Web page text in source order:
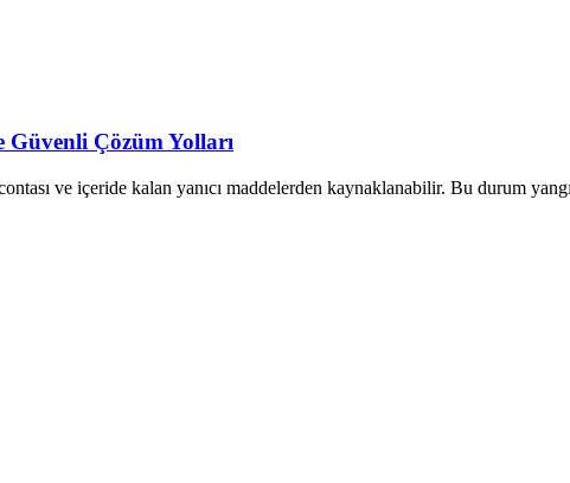
Güvenli Çözüm Yolları
ve içeride kalan yanıcı maddelerden kaynaklanabilir. Bu durum